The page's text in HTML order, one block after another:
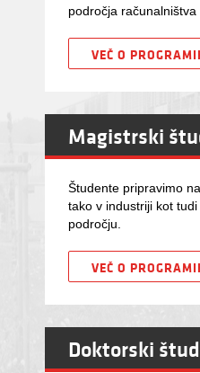
področja računalništva
VEČ O
Magistrski
Študente pripravimo
tako v industriji kot
področju.
VEČ O
Doktorski